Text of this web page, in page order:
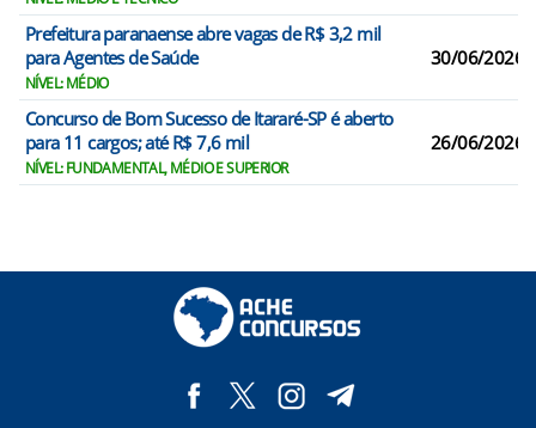
Prefeitura paranaense abre vagas de R$ 3,2 mil
para Agentes de Saúde
NÍVEL: MÉDIO
30/06/2026
Concurso de Bom Sucesso de Itararé-SP é aberto
para 11 cargos; até R$ 7,6 mil
NÍVEL: FUNDAMENTAL, MÉDIO E SUPERIOR
26/06/2026